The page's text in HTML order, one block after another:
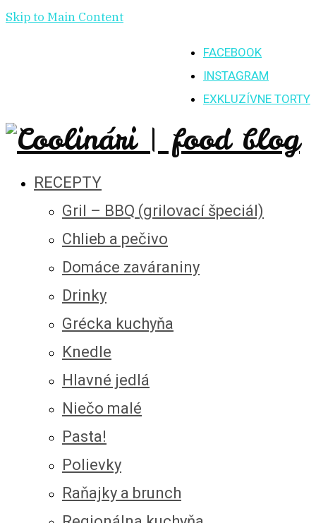
Skip to Main Content
FACEBOOK
INSTAGRAM
EXKLUZÍVNE TORTY
RECEPTY
Gril – BBQ (grilovací špeciál)
Chlieb a pečivo
Domáce zaváraniny
Drinky
Grécka kuchyňa
Knedle
Hlavné jedlá
Niečo malé
Pasta!
Polievky
Raňajky a brunch